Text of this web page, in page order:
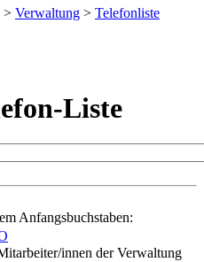
> Verwaltung > Telefonliste
Liste
Anfangsbuchstaben:
innen der Verwaltung